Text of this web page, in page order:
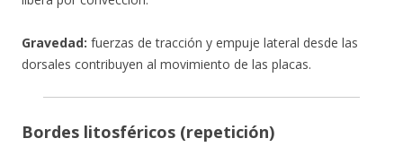
Gravedad: fuerzas de tracción y empuje lateral desde las
dorsales contribuyen al movimiento de las placas.
Bordes litosféricos (repetición)